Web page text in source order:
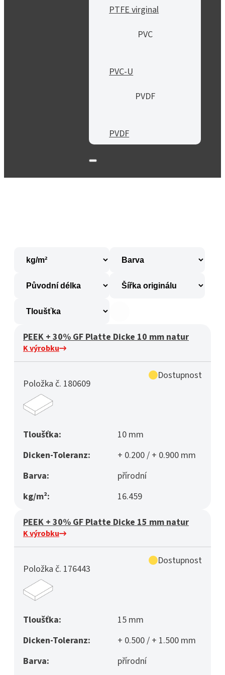
PTFE virginal
PVC
PVC-U
PVDF
PVDF
PEEK + 30% GF Platte Dicke 10 mm natur
K výrobku
Položka č. 180609
Dostupnost
Tloušťka:
10 mm
Dicken-Toleranz:
+ 0.200 / + 0.900 mm
Barva:
přírodní
kg/m²:
16.459
PEEK + 30% GF Platte Dicke 15 mm natur
K výrobku
Položka č. 176443
Dostupnost
Tloušťka:
15 mm
Dicken-Toleranz:
+ 0.500 / + 1.500 mm
Barva:
přírodní